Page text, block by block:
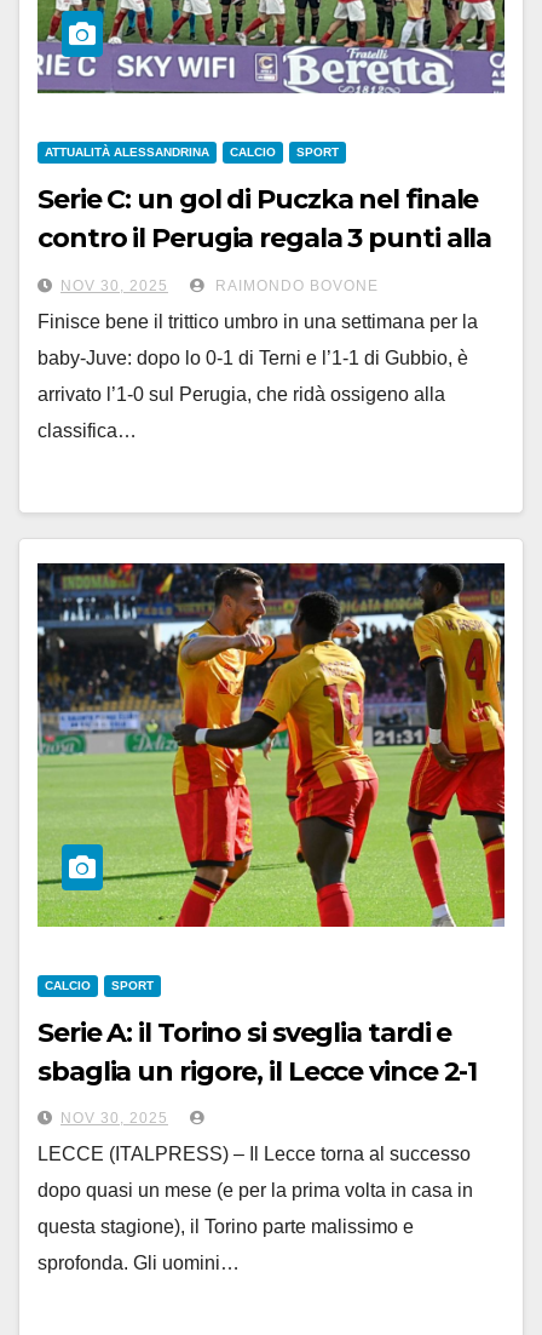
ATTUALITÀ ALESSANDRINA CALCIO SPORT
Serie C: un gol di Puczka nel finale
contro il Perugia regala 3 punti alla
Juventus Next Gen
NOV 30, 2025 RAIMONDO BOVONE
Finisce bene il trittico umbro in una settimana per la
baby-Juve: dopo lo 0-1 di Terni e l’1-1 di Gubbio, è
arrivato l’1-0 sul Perugia, che ridà ossigeno alla
classifica…
CALCIO SPORT
Serie A: il Torino si sveglia tardi e
sbaglia un rigore, il Lecce vince 2-1
NOV 30, 2025
LECCE (ITALPRESS) – Il Lecce torna al successo
dopo quasi un mese (e per la prima volta in casa in
questa stagione), il Torino parte malissimo e
sprofonda. Gli uomini…